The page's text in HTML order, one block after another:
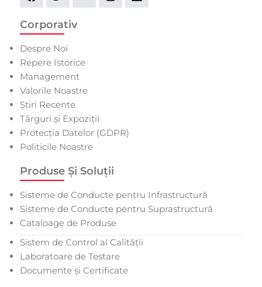
Corporativ
Despre Noi
Repere Istorice
Management
Valorile Noastre
Știri Recente
Târguri și Expoziții
Protecția Datelor (GDPR)
Politicile Noastre
Produse Și Soluții
Sisteme de Conducte pentru Infrastructură
Sisteme de Conducte pentru Suprastructură
Cataloage de Produse
Sistem de Control al Calității
Laboratoare de Testare
Documente și Certificate